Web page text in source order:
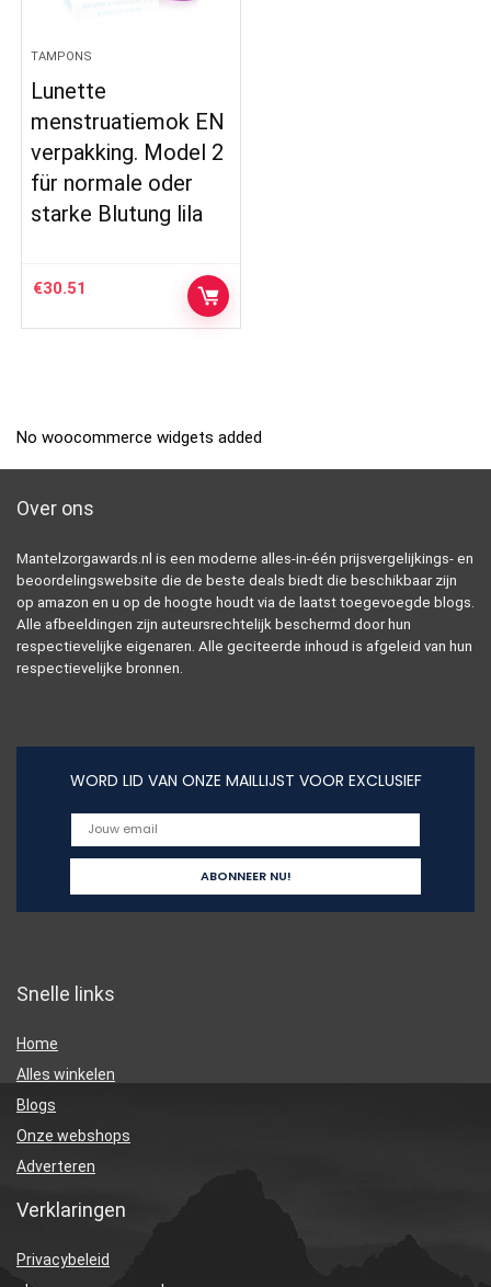
TAMPONS
Lunette
menstruatiemok EN
verpakking. Model 2
für normale oder
starke Blutung lila
€30.51
No woocommerce widgets added
Over ons
Mantelzorgawards.nl is een moderne alles-in-één prijsvergelijkings- en
beoordelingswebsite die de beste deals biedt die beschikbaar zijn
op amazon en u op de hoogte houdt via de laatst toegevoegde blogs.
Alle afbeeldingen zijn auteursrechtelijk beschermd door hun
respectievelijke eigenaren. Alle geciteerde inhoud is afgeleid van hun
respectievelijke bronnen.
WORD LID VAN ONZE MAILLIJST VOOR EXCLUSIEF
Snelle links
Home
Alles winkelen
Blogs
Onze webshops
Adverteren
Verklaringen
Privacybeleid